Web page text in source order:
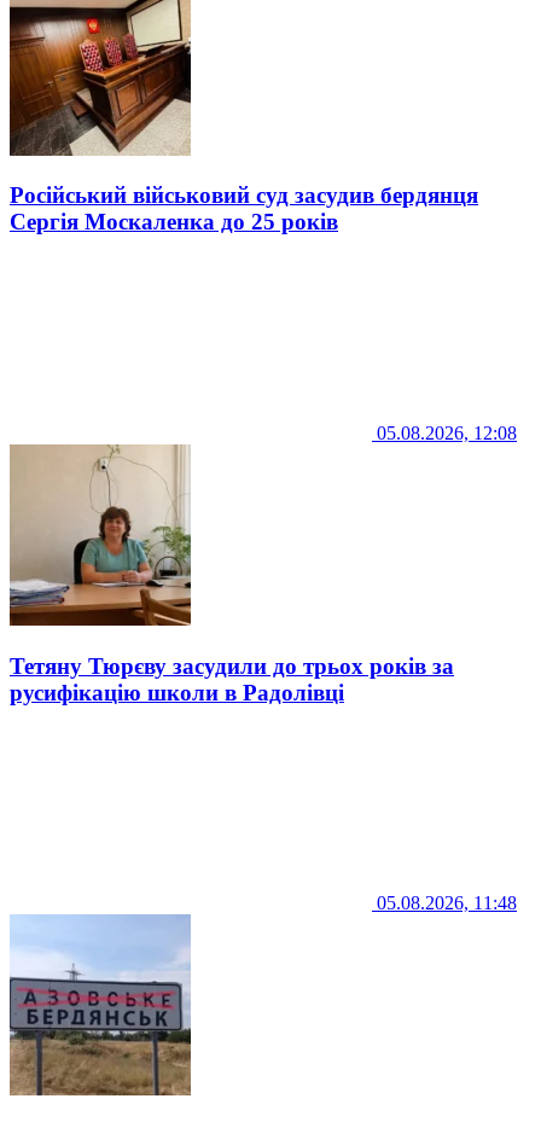
Російський військовий суд засудив бердянця
Сергія Москаленка до 25 років
05.08.2026, 12:08
Тетяну Тюрєву засудили до трьох років за
русифікацію школи в Радолівці
05.08.2026, 11:48